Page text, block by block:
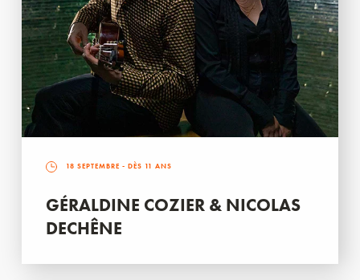
18 SEPTEMBRE - DÈS 11 ANS
GÉRALDINE COZIER & NICOLAS
DECHÊNE